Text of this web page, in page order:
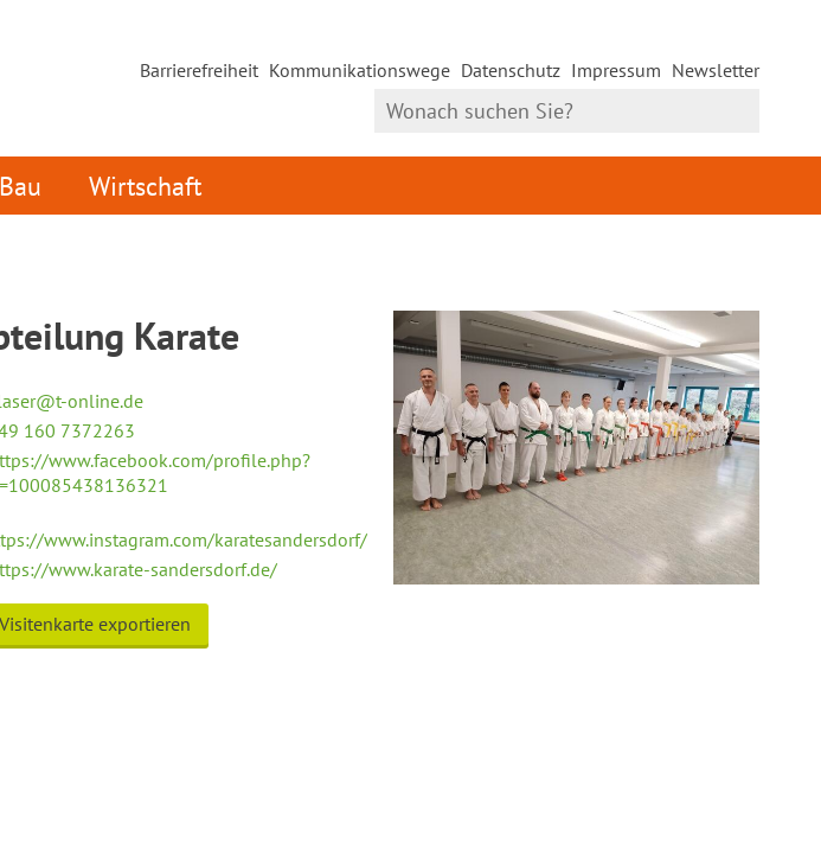
Barrierefreiheit Kommunikationswege Datenschutz Impressum Newsletter
Wirtschaft
Karate
online.de
160 7372263
www.facebook.com/profile.php?
www.instagram.com/karatesandersdorf/
www.karate-sandersdorf.de/
Visitenkarte exportieren